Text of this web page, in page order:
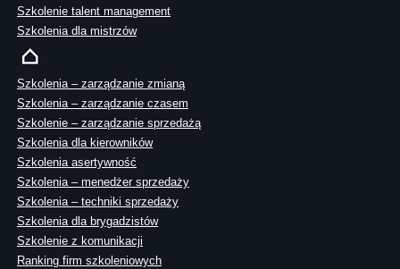
Szkolenie talent management
Szkolenia dla mistrzów
Szkolenia – zarządzanie zmianą
Szkolenia – zarządzanie czasem
Szkolenie – zarządzanie sprzedażą
Szkolenia dla kierowników
Szkolenia asertywność
Szkolenia – menedżer sprzedaży
Szkolenia – techniki sprzedaży
Szkolenia dla brygadzistów
Szkolenie z komunikacji
Ranking firm szkoleniowych